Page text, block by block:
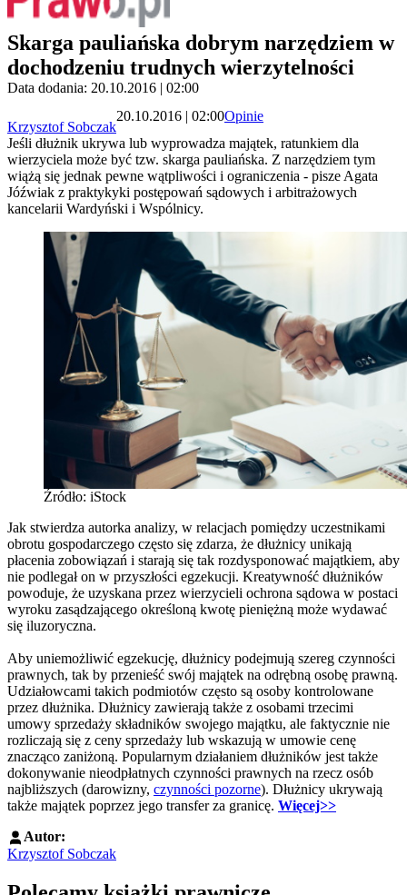
Skarga pauliańska dobrym narzędziem w
dochodzeniu trudnych wierzytelności
Data dodania: 20.10.2016 | 02:00
Krzysztof Sobczak
20.10.2016 | 02:00Opinie
Jeśli dłużnik ukrywa lub wyprowadza majątek, ratunkiem dla
wierzyciela może być tzw. skarga pauliańska. Z narzędziem tym
wiążą się jednak pewne wątpliwości i ograniczenia - pisze Agata
Jóźwiak z praktykyki postępowań sądowych i arbitrażowych
kancelarii Wardyński i Wspólnicy.
Źródło: iStock
Jak stwierdza autorka analizy, w relacjach pomiędzy uczestnikami
obrotu gospodarczego często się zdarza, że dłużnicy unikają
płacenia zobowiązań i starają się tak rozdysponować majątkiem, aby
nie podlegał on w przyszłości egzekucji. Kreatywność dłużników
powoduje, że uzyskana przez wierzycieli ochrona sądowa w postaci
wyroku zasądzającego określoną kwotę pieniężną może wydawać
się iluzoryczna.
Aby uniemożliwić egzekucję, dłużnicy podejmują szereg czynności
prawnych, tak by przenieść swój majątek na odrębną osobę prawną.
Udziałowcami takich podmiotów często są osoby kontrolowane
przez dłużnika. Dłużnicy zawierają także z osobami trzecimi
umowy sprzedaży składników swojego majątku, ale faktycznie nie
rozliczają się z ceny sprzedaży lub wskazują w umowie cenę
znacząco zaniżoną. Popularnym działaniem dłużników jest także
dokonywanie nieodpłatnych czynności prawnych na rzecz osób
najbliższych (darowizny, czynności pozorne). Dłużnicy ukrywają
także majątek poprzez jego transfer za granicę. Więcej>>
Autor:
Krzysztof Sobczak